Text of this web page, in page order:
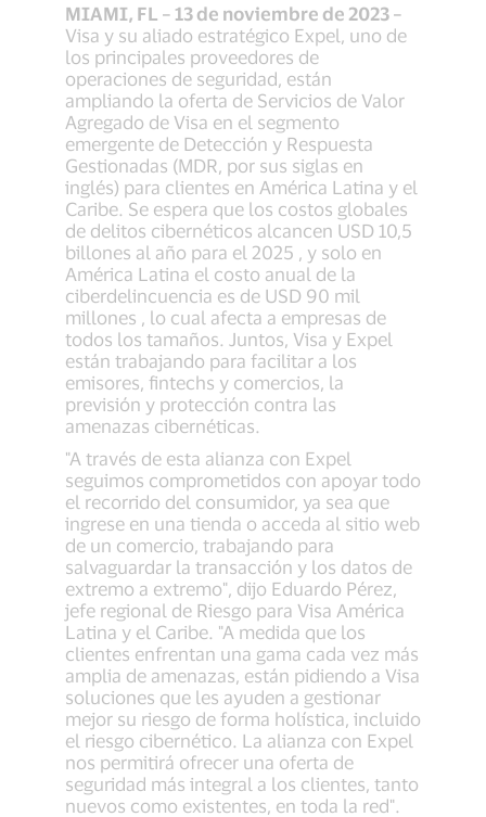
MIAMI, FL – 13 de noviembre de 2023 –
Visa y su aliado estratégico Expel, uno de
los principales proveedores de
operaciones de seguridad, están
ampliando la oferta de Servicios de Valor
Agregado de Visa en el segmento
emergente de Detección y Respuesta
Gestionadas (MDR, por sus siglas en
inglés) para clientes en América Latina y el
Caribe. Se espera que los costos globales
de delitos cibernéticos alcancen USD 10,5
billones al año para el 2025 , y solo en
América Latina el costo anual de la
ciberdelincuencia es de USD 90 mil
millones , lo cual afecta a empresas de
todos los tamaños. Juntos, Visa y Expel
están trabajando para facilitar a los
emisores, fintechs y comercios, la
previsión y protección contra las
amenazas cibernéticas.
"A través de esta alianza con Expel
seguimos comprometidos con apoyar todo
el recorrido del consumidor, ya sea que
ingrese en una tienda o acceda al sitio web
de un comercio, trabajando para
salvaguardar la transacción y los datos de
extremo a extremo", dijo Eduardo Pérez,
jefe regional de Riesgo para Visa América
Latina y el Caribe. "A medida que los
clientes enfrentan una gama cada vez más
amplia de amenazas, están pidiendo a Visa
soluciones que les ayuden a gestionar
mejor su riesgo de forma holística, incluido
el riesgo cibernético. La alianza con Expel
nos permitirá ofrecer una oferta de
seguridad más integral a los clientes, tanto
nuevos como existentes, en toda la red".